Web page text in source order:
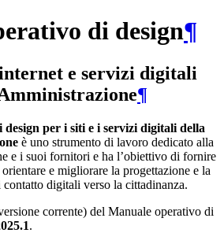
di design¶
e servizi digitali
¶
per i siti e i servizi digitali della
è uno strumento di lavoro dedicato alla
e i suoi fornitori e ha l’obiettivo di fornire
e migliorare la progettazione e la
digitali verso la cittadinanza.
corrente) del Manuale operativo di
.